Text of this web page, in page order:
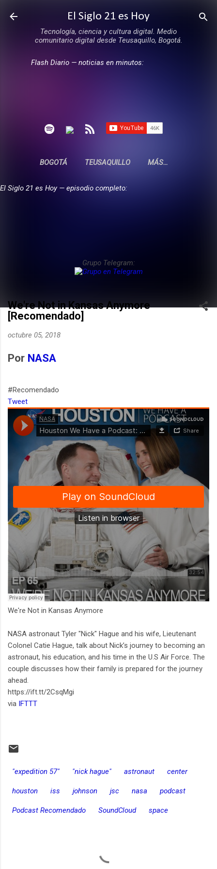
Ir al contenido principal
El Siglo 21 es Hoy
Tecnología, ciencia y cultura digital. Medio
comunitario digital desde Teusaquillo, Bogotá.
Flash Diario — noticias en minutos:
BOGOTÁ TEUSAQUILLO MÁS…
El Siglo 21 es Hoy — episodio completo:
Grupo Telegram:
We're Not in Kansas Anymore
[Recomendado]
octubre 05, 2018
Por NASA
#Recomendado
Tweet
We're Not in Kansas Anymore
NASA astronaut Tyler "Nick" Hague and his wife, Lieutenant
Colonel Catie Hague, talk about Nick’s journey to becoming an
astronaut, his education, and his time in the U.S Air Force. The
couple discusses how their family is prepared for the journey
ahead.
https://ift.tt/2CsqMgi
via IFTTT
"expedition 57" "nick hague" astronaut center
houston iss johnson jsc nasa podcast
Podcast Recomendado SoundCloud space